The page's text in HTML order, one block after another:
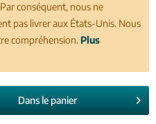
conséquent, nous ne
pas livrer aux États-Unis. Nous
compréhension. Plus
Dans le panier